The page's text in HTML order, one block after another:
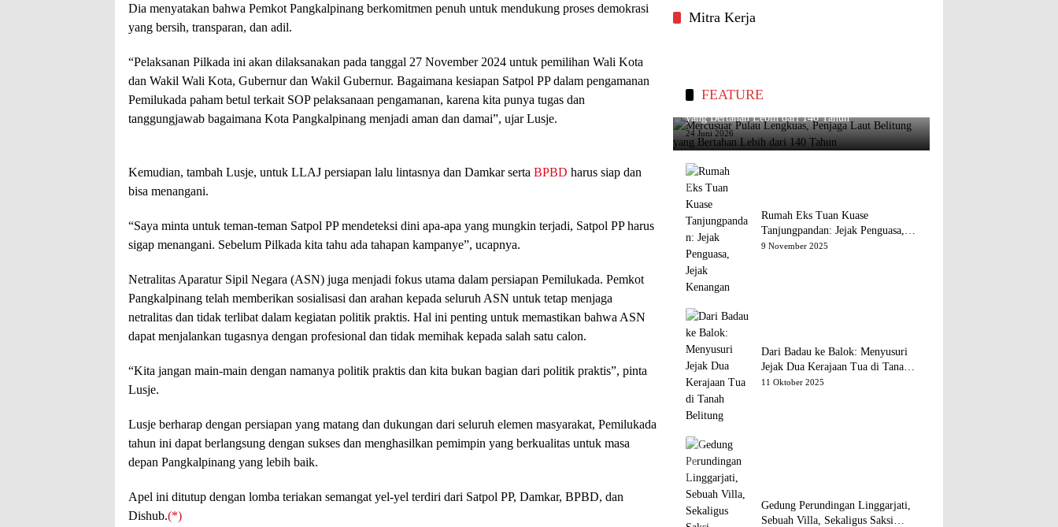
Dia menyatakan bahwa Pemkot Pangkalpinang berkomitmen penuh untuk mendukung proses demokrasi
yang bersih, transparan, dan adil.
“Pelaksanan Pilkada ini akan dilaksanakan pada tanggal 27 November 2024 untuk pemilihan Wali Kota
dan Wakil Wali Kota, Gubernur dan Wakil Gubernur. Bagaimana kesiapan Satpol PP dalam pengamanan
Pemilukada paham betul terkait SOP pelaksanaan pengamanan, karena kita punya tugas dan
tanggungjawab bagaimana Kota Pangkalpinang menjadi aman dan damai”, ujar Lusje.
Kemudian, tambah Lusje, untuk LLAJ persiapan lalu lintasnya dan Damkar serta BPBD harus siap dan
bisa menangani.
“Saya minta untuk teman-teman Satpol PP mendeteksi dini apa-apa yang mungkin terjadi, Satpol PP harus
sigap menangani. Sebelum Pilkada kita tahu ada tahapan kampanye”, ucapnya.
Netralitas Aparatur Sipil Negara (ASN) juga menjadi fokus utama dalam persiapan Pemilukada. Pemkot
Pangkalpinang telah memberikan sosialisasi dan arahan kepada seluruh ASN untuk tetap menjaga
netralitas dan tidak terlibat dalam kegiatan politik praktis. Hal ini penting untuk memastikan bahwa ASN
dapat menjalankan tugasnya dengan profesional dan tidak memihak kepada salah satu calon.
“Kita jangan main-main dengan namanya politik praktis dan kita bukan bagian dari politik praktis”, pinta
Lusje.
Lusje berharap dengan persiapan yang matang dan dukungan dari seluruh elemen masyarakat, Pemilukada
tahun ini dapat berlangsung dengan sukses dan menghasilkan pemimpin yang berkualitas untuk masa
depan Pangkalpinang yang lebih baik.
Apel ini ditutup dengan lomba teriakan semangat yel-yel terdiri dari Satpol PP, Damkar, BPBD, dan
Dishub.(*)
Mitra Kerja
FEATURE
Mercusuar Pulau Lengkuas, Penjaga Laut Belitung
yang Bertahan Lebih dari 140 Tahun
24 Juni 2026
Rumah Eks Tuan Kuase
Tanjungpandan: Jejak Penguasa,
Jejak Kenangan
9 November 2025
Dari Badau ke Balok: Menyusuri
Jejak Dua Kerajaan Tua di Tanah
Belitung
11 Oktober 2025
Gedung Perundingan Linggarjati,
Sebuah Villa, Sekaligus Saksi